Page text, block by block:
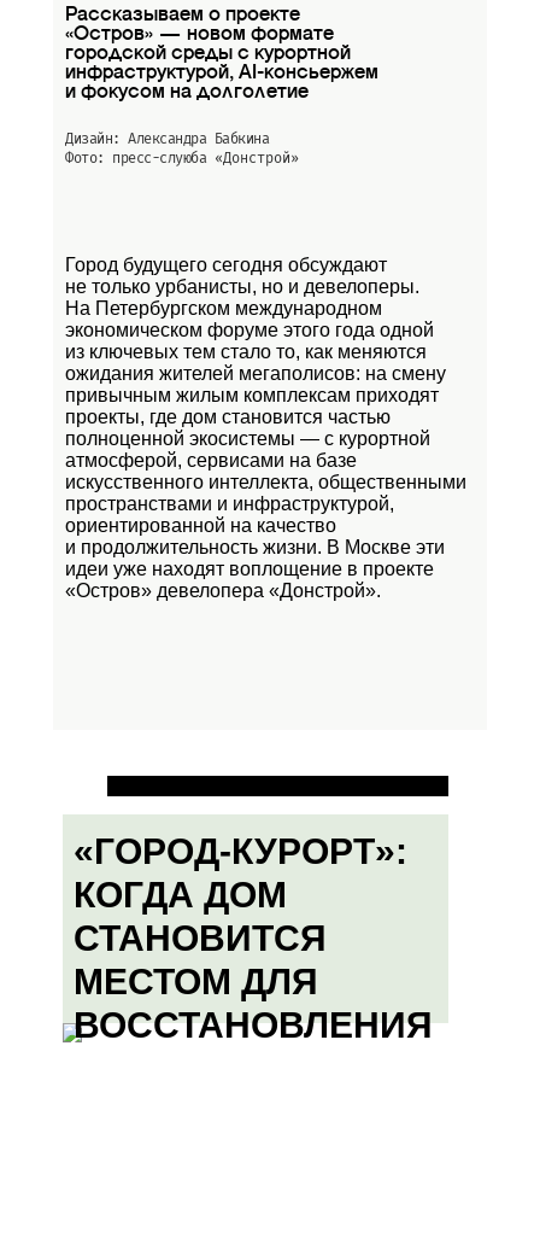
Рассказываем о проекте
«Остров» — новом формате
городской среды с курортной
инфраструктурой, AI-консьержем
и фокусом на долголетие
Дизайн: Александра Бабкина
Фото: пресс-слуюба «Донстрой»
Город будущего сегодня обсуждают
не только урбанисты, но и девелоперы.
На Петербургском международном
экономическом форуме этого года одной
из ключевых тем стало то, как меняются
ожидания жителей мегаполисов: на смену
привычным жилым комплексам приходят
проекты, где дом становится частью
полноценной экосистемы — с курортной
атмосферой, сервисами на базе
искусственного интеллекта, общественными
пространствами и инфраструктурой,
ориентированной на качество
и продолжительность жизни. В Москве эти
идеи уже находят воплощение в проекте
«Остров» девелопера «Донстрой».
«ГОРОД-КУРОРТ»:
КОГДА ДОМ
СТАНОВИТСЯ
МЕСТОМ ДЛЯ
ВОССТАНОВЛЕНИЯ